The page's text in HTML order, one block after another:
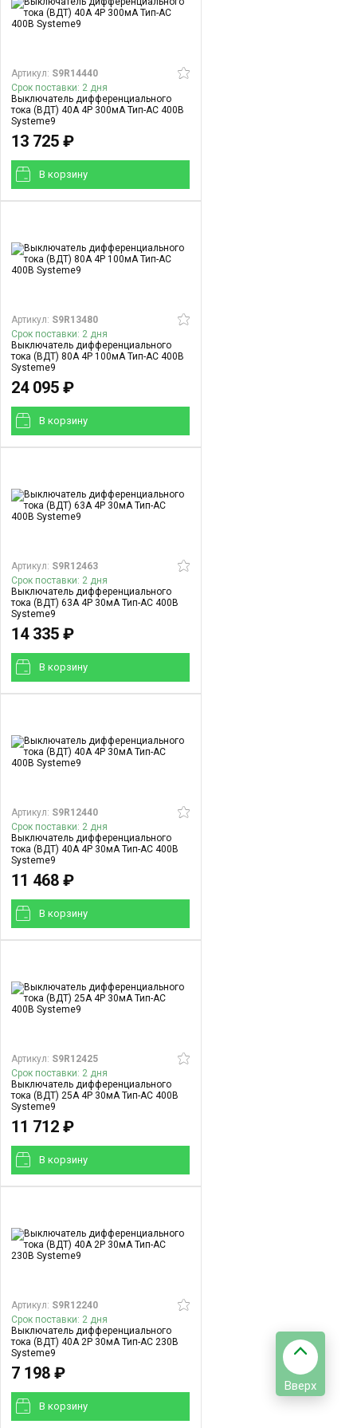
Артикул: S9R14440
Срок поставки: 2 дня
Выключатель дифференциального
тока (ВДТ) 40A 4P 300мА Тип-AC 400В
Systeme9
13 725 ₽
В корзинy
Артикул: S9R13480
Срок поставки: 2 дня
Выключатель дифференциального
тока (ВДТ) 80A 4P 100мА Тип-AC 400В
Systeme9
24 095 ₽
В корзинy
Артикул: S9R12463
Срок поставки: 2 дня
Выключатель дифференциального
тока (ВДТ) 63A 4P 30мА Тип-AC 400В
Systeme9
14 335 ₽
В корзинy
Артикул: S9R12440
Срок поставки: 2 дня
Выключатель дифференциального
тока (ВДТ) 40A 4P 30мА Тип-AC 400В
Systeme9
11 468 ₽
В корзинy
Артикул: S9R12425
Срок поставки: 2 дня
Выключатель дифференциального
тока (ВДТ) 25A 4P 30мА Тип-AC 400В
Systeme9
11 712 ₽
В корзинy
Артикул: S9R12240
Срок поставки: 2 дня
Выключатель дифференциального
тока (ВДТ) 40A 2P 30мА Тип-AC 230В
Systeme9
7 198 ₽
В корзинy
Вверх